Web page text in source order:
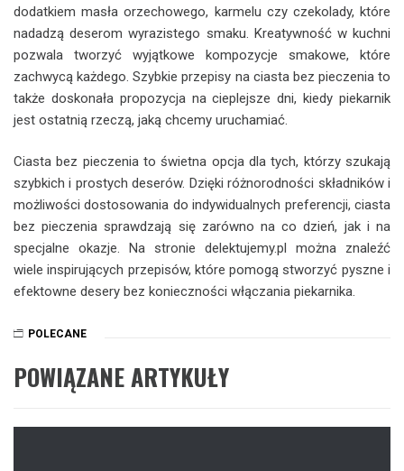
dodatkiem masła orzechowego, karmelu czy czekolady, które
nadadzą deserom wyrazistego smaku. Kreatywność w kuchni
pozwala tworzyć wyjątkowe kompozycje smakowe, które
zachwycą każdego. Szybkie przepisy na ciasta bez pieczenia to
także doskonała propozycja na cieplejsze dni, kiedy piekarnik
jest ostatnią rzeczą, jaką chcemy uruchamiać.
Ciasta bez pieczenia to świetna opcja dla tych, którzy szukają
szybkich i prostych deserów. Dzięki różnorodności składników i
możliwości dostosowania do indywidualnych preferencji, ciasta
bez pieczenia sprawdzają się zarówno na co dzień, jak i na
specjalne okazje. Na stronie delektujemy.pl można znaleźć
wiele inspirujących przepisów, które pomogą stworzyć pyszne i
efektowne desery bez konieczności włączania piekarnika.
POLECANE
POWIĄZANE ARTYKUŁY